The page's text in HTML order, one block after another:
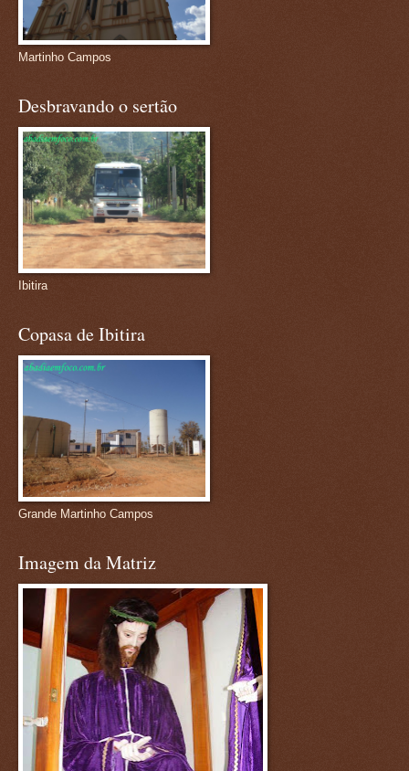
Martinho Campos
Desbravando o sertão
Ibitira
Copasa de Ibitira
Grande Martinho Campos
Imagem da Matriz